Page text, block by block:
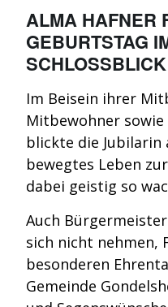
ALMA HAFNER
GEBURTSTAG
Im Beisein ihrer
Mitbewohner
blickte die Jubilarin
bewegtes Leben
dabei geistig so
Auch
sich nicht nehmen,
besonderen
Gemeinde